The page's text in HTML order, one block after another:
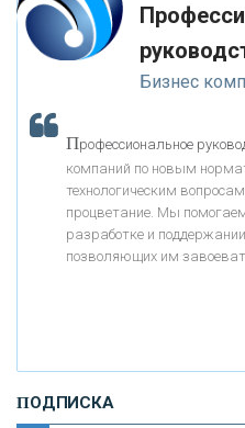
«ГАЗПРОМБАНК»
«МОСКОВСКИЙ
«БАНК ВОЗРОЖДЕНИЕ»
«ТАТФОНДБАНК»
Бизнес
Профессиональное
компаний по новым
технологическим
процветание. Мы
разработке и
позволяющих им
ПОДПИСКА